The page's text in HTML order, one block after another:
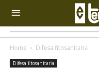
Home Difesa fitosanitaria
Difesa fitosanitaria